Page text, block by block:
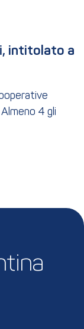
intitolato a
4 gli